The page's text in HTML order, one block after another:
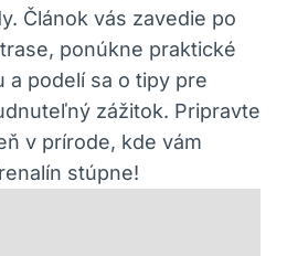
Článok vás zavedie po
ponúkne praktické
a podelí sa o tipy pre
zážitok. Pripravte
v prírode, kde vám
stúpne!